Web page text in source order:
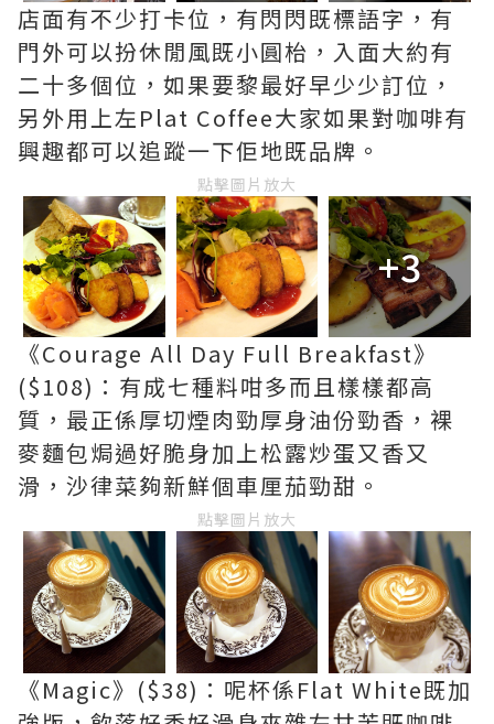
店面有不少打卡位，有閃閃既標語字，有
門外可以扮休閒風既小圓枱，入面大約有
二十多個位，如果要黎最好早少少訂位，
另外用上左Plat Coffee大家如果對咖啡有
興趣都可以追蹤一下佢地既品牌。
點擊圖片放大
+3
《Courage All Day Full Breakfast》
($108)：有成七種料咁多而且樣樣都高
質，最正係厚切煙肉勁厚身油份勁香，裸
麥麵包焗過好脆身加上松露炒蛋又香又
滑，沙律菜夠新鮮個車厘茄勁甜。
點擊圖片放大
《Magic》($38)：呢杯係Flat White既加